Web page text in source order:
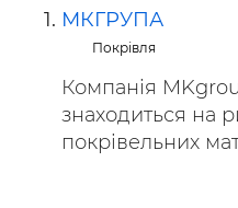
МКГРУПА
Покрівля
Компанія
знаходиться на
покрівельних